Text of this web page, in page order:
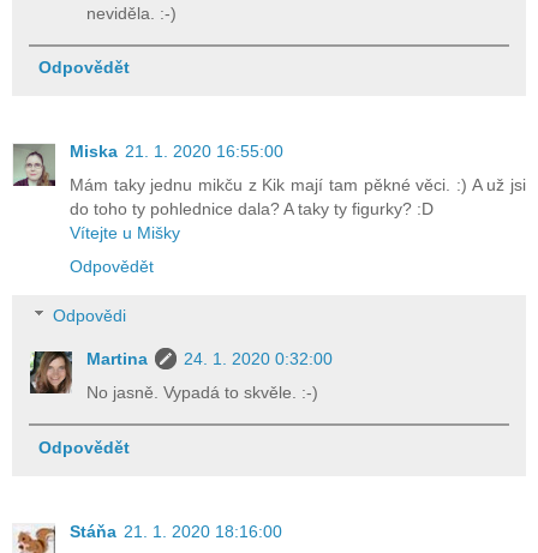
neviděla. :-)
Odpovědět
Miska 21. 1. 2020 16:55:00
Mám taky jednu mikču z Kik mají tam pěkné věci. :) A už jsi
do toho ty pohlednice dala? A taky ty figurky? :D
Vítejte u Mišky
Odpovědět
Odpovědi
Martina
24. 1. 2020 0:32:00
No jasně. Vypadá to skvěle. :-)
Odpovědět
Stáňa 21. 1. 2020 18:16:00